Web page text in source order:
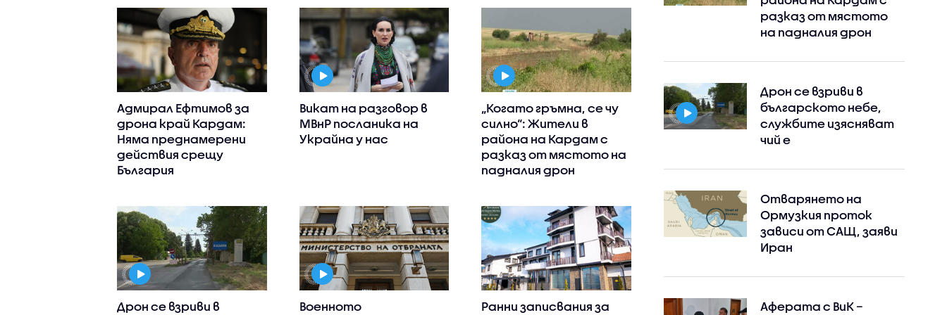
Адмирал Ефтимов за
дрона край Кардам:
Няма преднамерени
действия срещу
България
Викат на разговор в
МВнР посланика на
Украйна у нас
„Когато гръмна, се чу
силно“: Жители в
района на Кардам с
разказ от мястото на
падналия дрон
Дрон се взриви в Военното Ранни записвания за
разказ от мястото
на падналия дрон
Дрон се взриви в
българското небе,
службите изясняват
чий е
Отварянето на
Ормузкия проток
зависи от САЩ, заяви
Иран
Аферата с ВиК –